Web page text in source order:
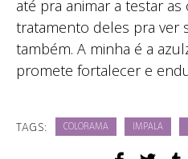
até pra animar a testar
tratamento deles pra ver
também. A minha é a
promete fortalecer e
TAGS: COLORAMA IMPALA